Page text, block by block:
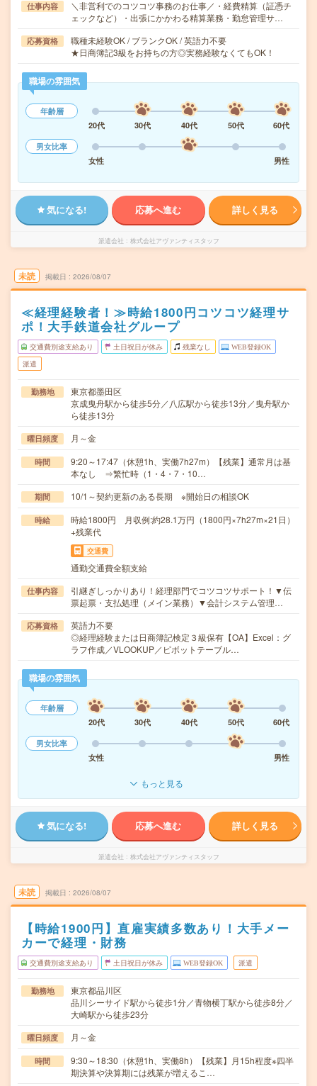
仕事内容
＼非営利でのコツコツ事務のお仕事／・経費精算（証憑チ
ェックなど）・出張にかかわる精算業務・勤怠管理サ…
応募資格
職種未経験OK / ブランクOK / 英語力不要
★日商簿記3級をお持ちの方◎実務経験なくてもOK！
職場の雰囲気
年齢層
20代
30代 40代 50代
60代
男女比率
女性
男性
気になる! 応募へ進む 詳しく見る
派遣会社 株式会社アヴァンティスタッフ
未読 掲載日 2026/08/07
≪経理経験者！≫時給1800円コツコツ経理サ
ポ！大手鉄道会社グループ
交通費別途支給あり 土日祝日が休み 残業なし WEB登録OK
派遣
勤務地
東京都墨田区
京成曳舟駅から徒歩5分／八広駅から徒歩13分／曳舟駅か
ら徒歩13分
曜日頻度 月～金
時間
9:20～17:47（休憩1h、実働7h27m）【残業】通常月は基
本なし ⇒繁忙時（1・4・7・10…
期間 10/1～契約更新のある長期 ※開始日の相談OK
時給
時給1800円 月収例:約28.1万円（1800円×7h27m×21日）
+残業代
交通費
通勤交通費全額支給
仕事内容
引継ぎしっかりあり！経理部門でコツコツサポート！▼伝
票起票・支払処理（メイン業務）▼会計システム管理…
応募資格
英語力不要
◎経理経験または日商簿記検定３級保有【OA】Excel：グ
ラフ作成／VLOOKUP／ピボットテーブル…
職場の雰囲気
年齢層
20代
30代 40代 50代
60代
男女比率
女性
男性
もっと見る
気になる! 応募へ進む 詳しく見る
派遣会社 株式会社アヴァンティスタッフ
未読 掲載日 2026/08/07
【時給1900円】直雇実績多数あり！大手メー
カーで経理・財務
交通費別途支給あり 土日祝日が休み WEB登録OK 派遣
勤務地
東京都品川区
品川シーサイド駅から徒歩1分／青物横丁駅から徒歩8分／
大崎駅から徒歩23分
曜日頻度 月～金
時間
9:30～18:30（休憩1h、実働8h）【残業】月15h程度※四半
期決算や決算期には残業が増えるこ…